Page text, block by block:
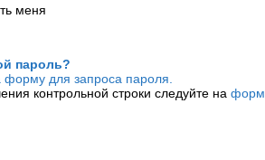
меня
пароль?
форму для запроса пароля.
контрольной строки следуйте на